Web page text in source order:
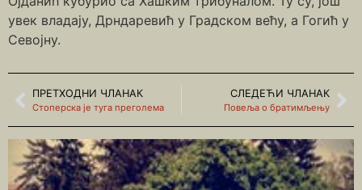
увек владају, Дрндаревић у Градском већу, а Гогић у
Севојну.
ПРЕТХОДНИ ЧЛАНАК
Стоперска је туга преголема
СЛЕДЕЋИ ЧЛАНАК
Повеља о братимљењу